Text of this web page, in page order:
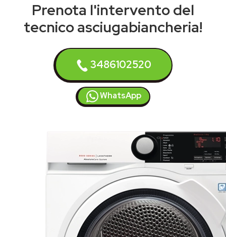
Prenota l'intervento del
tecnico asciugabiancheria!
3486102520
WhatsApp